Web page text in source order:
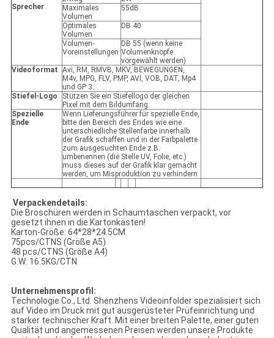
Sprecher
Maximales
Volumen
55dB
Optimales
Volumen
DB 40
Volumen-
Voreinstellungen
DB 55 (wenn keine
Volumenknöpfe
vorgewählt werden)
Videoformat Avi, RM, RMVB, MKV, BEWEGUNGEN,
M4v, MPG, FLV, PMP, AVI, VOB, DAT, Mp4
und GP 3.
Stiefel-Logo
Stützen Sie ein Stiefellogo der gleichen
Pixel mit dem Bildumfang.
Spezielle
Ende
Wenn Lieferungsführer für spezielle Ende,
bitte den Bereich des Endes wie eine
unterschiedliche Stellenfarbe innerhalb
der Grafik schaffen und in der Farbpalette
zum ausgesuchten Ende z.B.
umbenennen (die Stelle UV, Folie, etc.)
muss dieses auf der Grafik klar gemacht
werden, um Misproduktion zu verhindern
Verpackendetails:
Die Broschüren werden in Schaumtaschen verpackt, vor
gesetzt ihnen in die Kartonkästen!
Karton-Größe: 64*28*24.5CM
75pcs/CTNS (Größe A5)
48 pcs/CTNS (Größe A4)
G.W: 16.5KG/CTN
Unternehmensprofil:
Technologie Co., Ltd. Shenzhens Videoinfolder spezialisiert sich
auf Video im Druck mit gut ausgerüsteter Prüfeinrichtung und
starker technischer Kraft. Mit einer breiten Palette, einer guten
Qualität und angemessenen Preisen werden unsere Produkte